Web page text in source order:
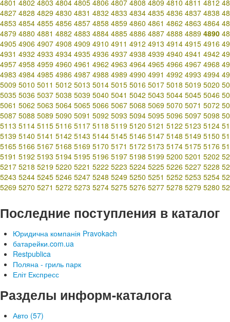
4801 4802 4803 4804 4805 4806 4807 4808 4809 4810 4811 4812
4827 4828 4829 4830 4831 4832 4833 4834 4835 4836 4837 4838
4853 4854 4855 4856 4857 4858 4859 4860 4861 4862 4863 4864
4879 4880 4881 4882 4883 4884 4885 4886 4887 4888 4889 4890
4905 4906 4907 4908 4909 4910 4911 4912 4913 4914 4915 4916
4931 4932 4933 4934 4935 4936 4937 4938 4939 4940 4941 4942
4957 4958 4959 4960 4961 4962 4963 4964 4965 4966 4967 4968
4983 4984 4985 4986 4987 4988 4989 4990 4991 4992 4993 4994
5009 5010 5011 5012 5013 5014 5015 5016 5017 5018 5019 5020
5035 5036 5037 5038 5039 5040 5041 5042 5043 5044 5045 5046
5061 5062 5063 5064 5065 5066 5067 5068 5069 5070 5071 5072
5087 5088 5089 5090 5091 5092 5093 5094 5095 5096 5097 5098
5113 5114 5115 5116 5117 5118 5119 5120 5121 5122 5123 5124
5139 5140 5141 5142 5143 5144 5145 5146 5147 5148 5149 5150
5165 5166 5167 5168 5169 5170 5171 5172 5173 5174 5175 5176
5191 5192 5193 5194 5195 5196 5197 5198 5199 5200 5201 5202
5217 5218 5219 5220 5221 5222 5223 5224 5225 5226 5227 5228
5243 5244 5245 5246 5247 5248 5249 5250 5251 5252 5253 5254
5269 5270 5271 5272 5273 5274 5275 5276 5277 5278 5279 5280
Последние поступления в каталог
Юридична компанія Pravokach
батарейки.com.ua
Restpublica
Поляна - гриль парк
Еліт Експресс
Разделы информ-каталога
Авто (57)